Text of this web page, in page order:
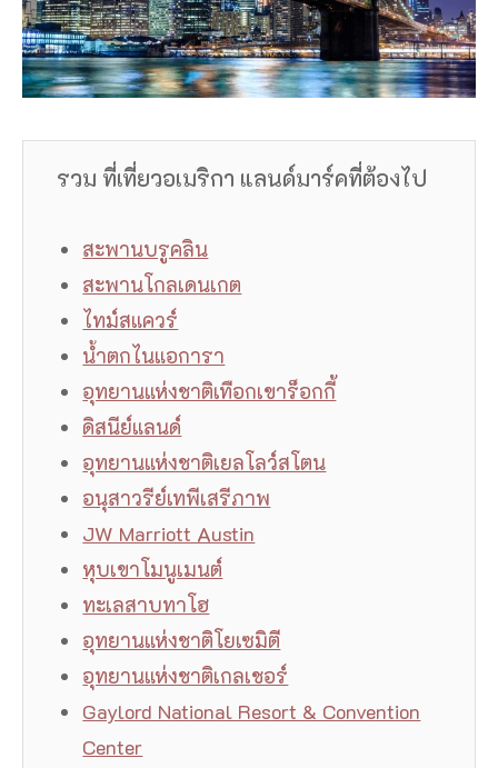
รวม ที่เที่ยวอเมริกา แลนด์มาร์คที่ต้องไป
สะพานบรูคลิน
สะพานโกลเดนเกต
ไทม์สแควร์
น้ำตกไนแอการา
อุทยานแห่งชาติเทือกเขาร็อกกี้
ดิสนีย์แลนด์
อุทยานแห่งชาติเยลโลว์สโตน
อนุสาวรีย์เทพีเสรีภาพ
JW Marriott Austin
หุบเขาโมนูเมนต์
ทะเลสาบทาโฮ
อุทยานแห่งชาติโยเซมิตี
อุทยานแห่งชาติเกลเชอร์
Gaylord National Resort & Convention
Center